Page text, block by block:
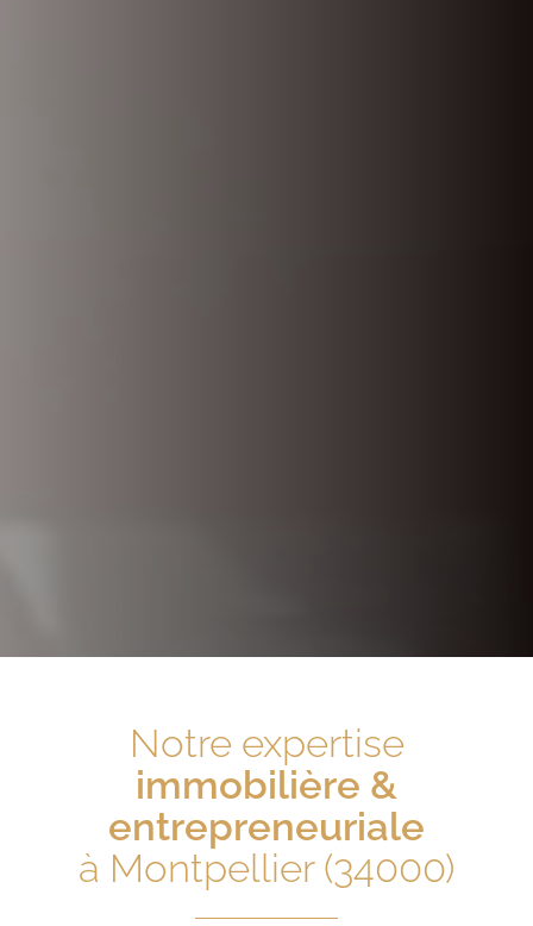
Notre expertise
immobilière &
entrepreneuriale
à Montpellier (34000)